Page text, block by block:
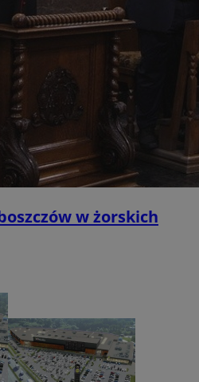
w żorskich